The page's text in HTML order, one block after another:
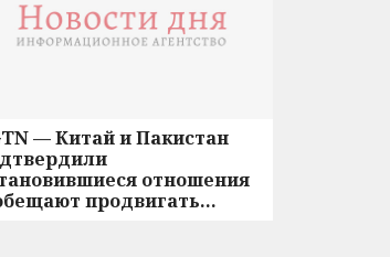
— Китай и Пакистан
отношения
продвигать